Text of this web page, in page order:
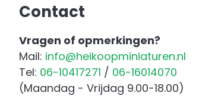
Contact
Vragen of opmerkingen?
Mail: info@heikoopminiaturen.nl
Tel: 06-10417271 / 06-16014070
(Maandag - Vrijdag 9.00-18.00)